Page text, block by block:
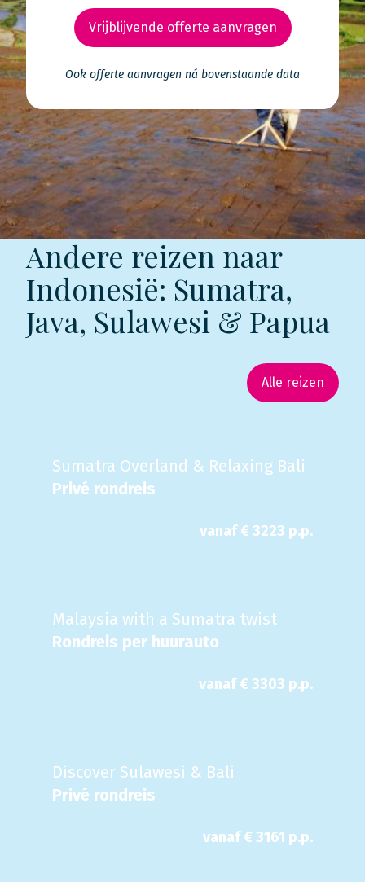
Vrijblijvende offerte aanvragen
Ook offerte aanvragen ná bovenstaande data
Andere reizen naar
Indonesië: Sumatra,
Java, Sulawesi & Papua
Alle reizen
Sumatra Overland & Relaxing Bali
Privé rondreis
vanaf € 3223 p.p.
Malaysia with a Sumatra twist
Rondreis per huurauto
vanaf € 3303 p.p.
Discover Sulawesi & Bali
Privé rondreis
vanaf € 3161 p.p.